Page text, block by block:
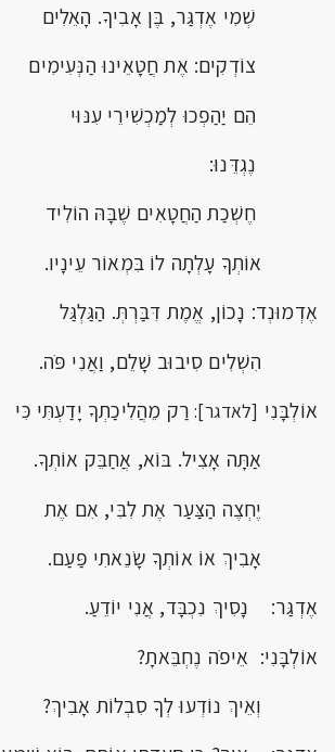
שְׁמִי אֶדְגַּר, בֶּן אָבִיךָ. הָאֵלִים
צוֹדְקִים: אֶת חֲטָאֵינוּ הַנְּעִימִים
הֵם יַהַפְכוּ לְמַכְשִׁירֵי עִנּוּי
נֶגְדֵּנוּ:
חֶשְׁכַת הַחֲטָאִים שֶׁבָּהּ הוֹלִיד
אוֹתְךָ עָלְתָה לוֹ בִּמְאוֹר עֵינָיו.
אֶדְמוּנְד: נָכוֹן, אֱמֶת דִּבַּרְתְּ. הַגַּלְגַּל
הִשְׁלִים סִיבוּב שָׁלֵם, וַאֲנִי פֹּה.
אוֹלְבָּנִי [לאדגר]: רַק מֵהֲלִיכַתְךָ יָדַעְתִּי כִּי
אַתָּה אָצִיל. בּוֹא, אֲחַבֵּק אוֹתְךָ.
יֶחְצֶה הַצַּעַר אֶת לִבִּי, אִם אֶת
אָבִיךְ אוֹ אוֹתְךָ שָׂנֵאתִי פַּעַם.
אֶדְגַּר: נָסִיךְ נִכְבָּד, אֲנִי יוֹדֵעַ.
אוֹלְבָּנִי: אֵיפֹה נֶחְבֵּאתָ?
וְאֵיךְ נוֹדְעוּ לְךָ סִבְלוֹת אָבִיךְ?